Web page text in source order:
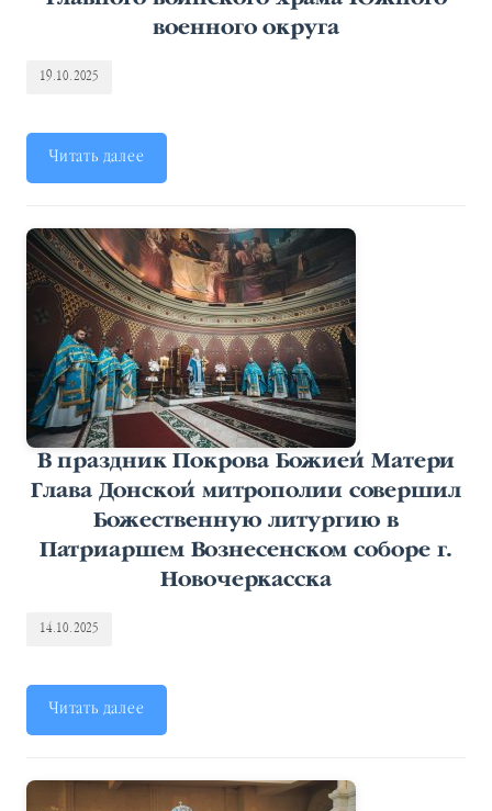
военного округа
19.10.2025
Читать далее
В праздник Покрова Божией Матери
Глава Донской митрополии совершил
Божественную литургию в
Патриаршем Вознесенском соборе г.
Новочеркасска
14.10.2025
Читать далее